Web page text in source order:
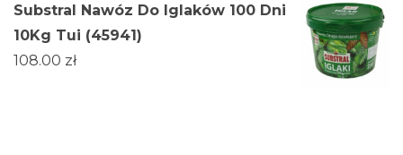
Substral Nawóz Do Iglaków 100 Dni
10Kg Tui (45941)
108.00 zł